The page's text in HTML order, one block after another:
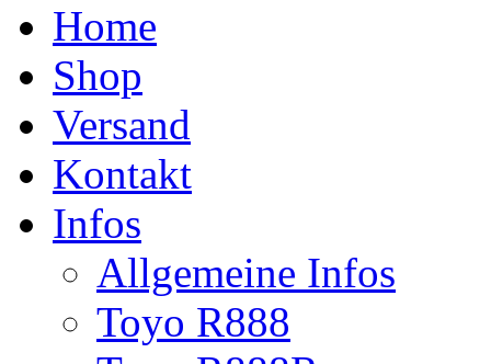
Home
Shop
Versand
Kontakt
Infos
Allgemeine Infos
Toyo R888